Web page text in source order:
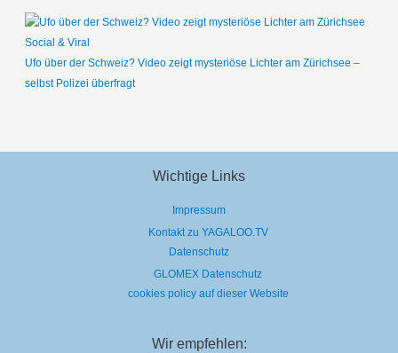
Social & Viral
Ufo über der Schweiz? Video zeigt mysteriöse Lichter am Zürichsee –
selbst Polizei überfragt
Wichtige Links
Impressum
Kontakt zu YAGALOO.TV
Datenschutz
GLOMEX Datenschutz
cookies policy auf dieser Website
Wir empfehlen: